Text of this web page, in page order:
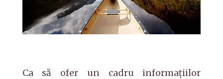
Ca să ofer un cadru informațiilor